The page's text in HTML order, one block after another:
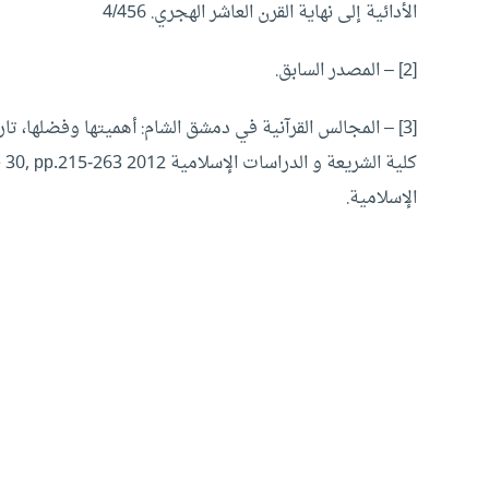
الأدائية إلى نهاية القرن العاشر الهجري. 4/456
[2] – المصدر السابق.
الإسلامية.